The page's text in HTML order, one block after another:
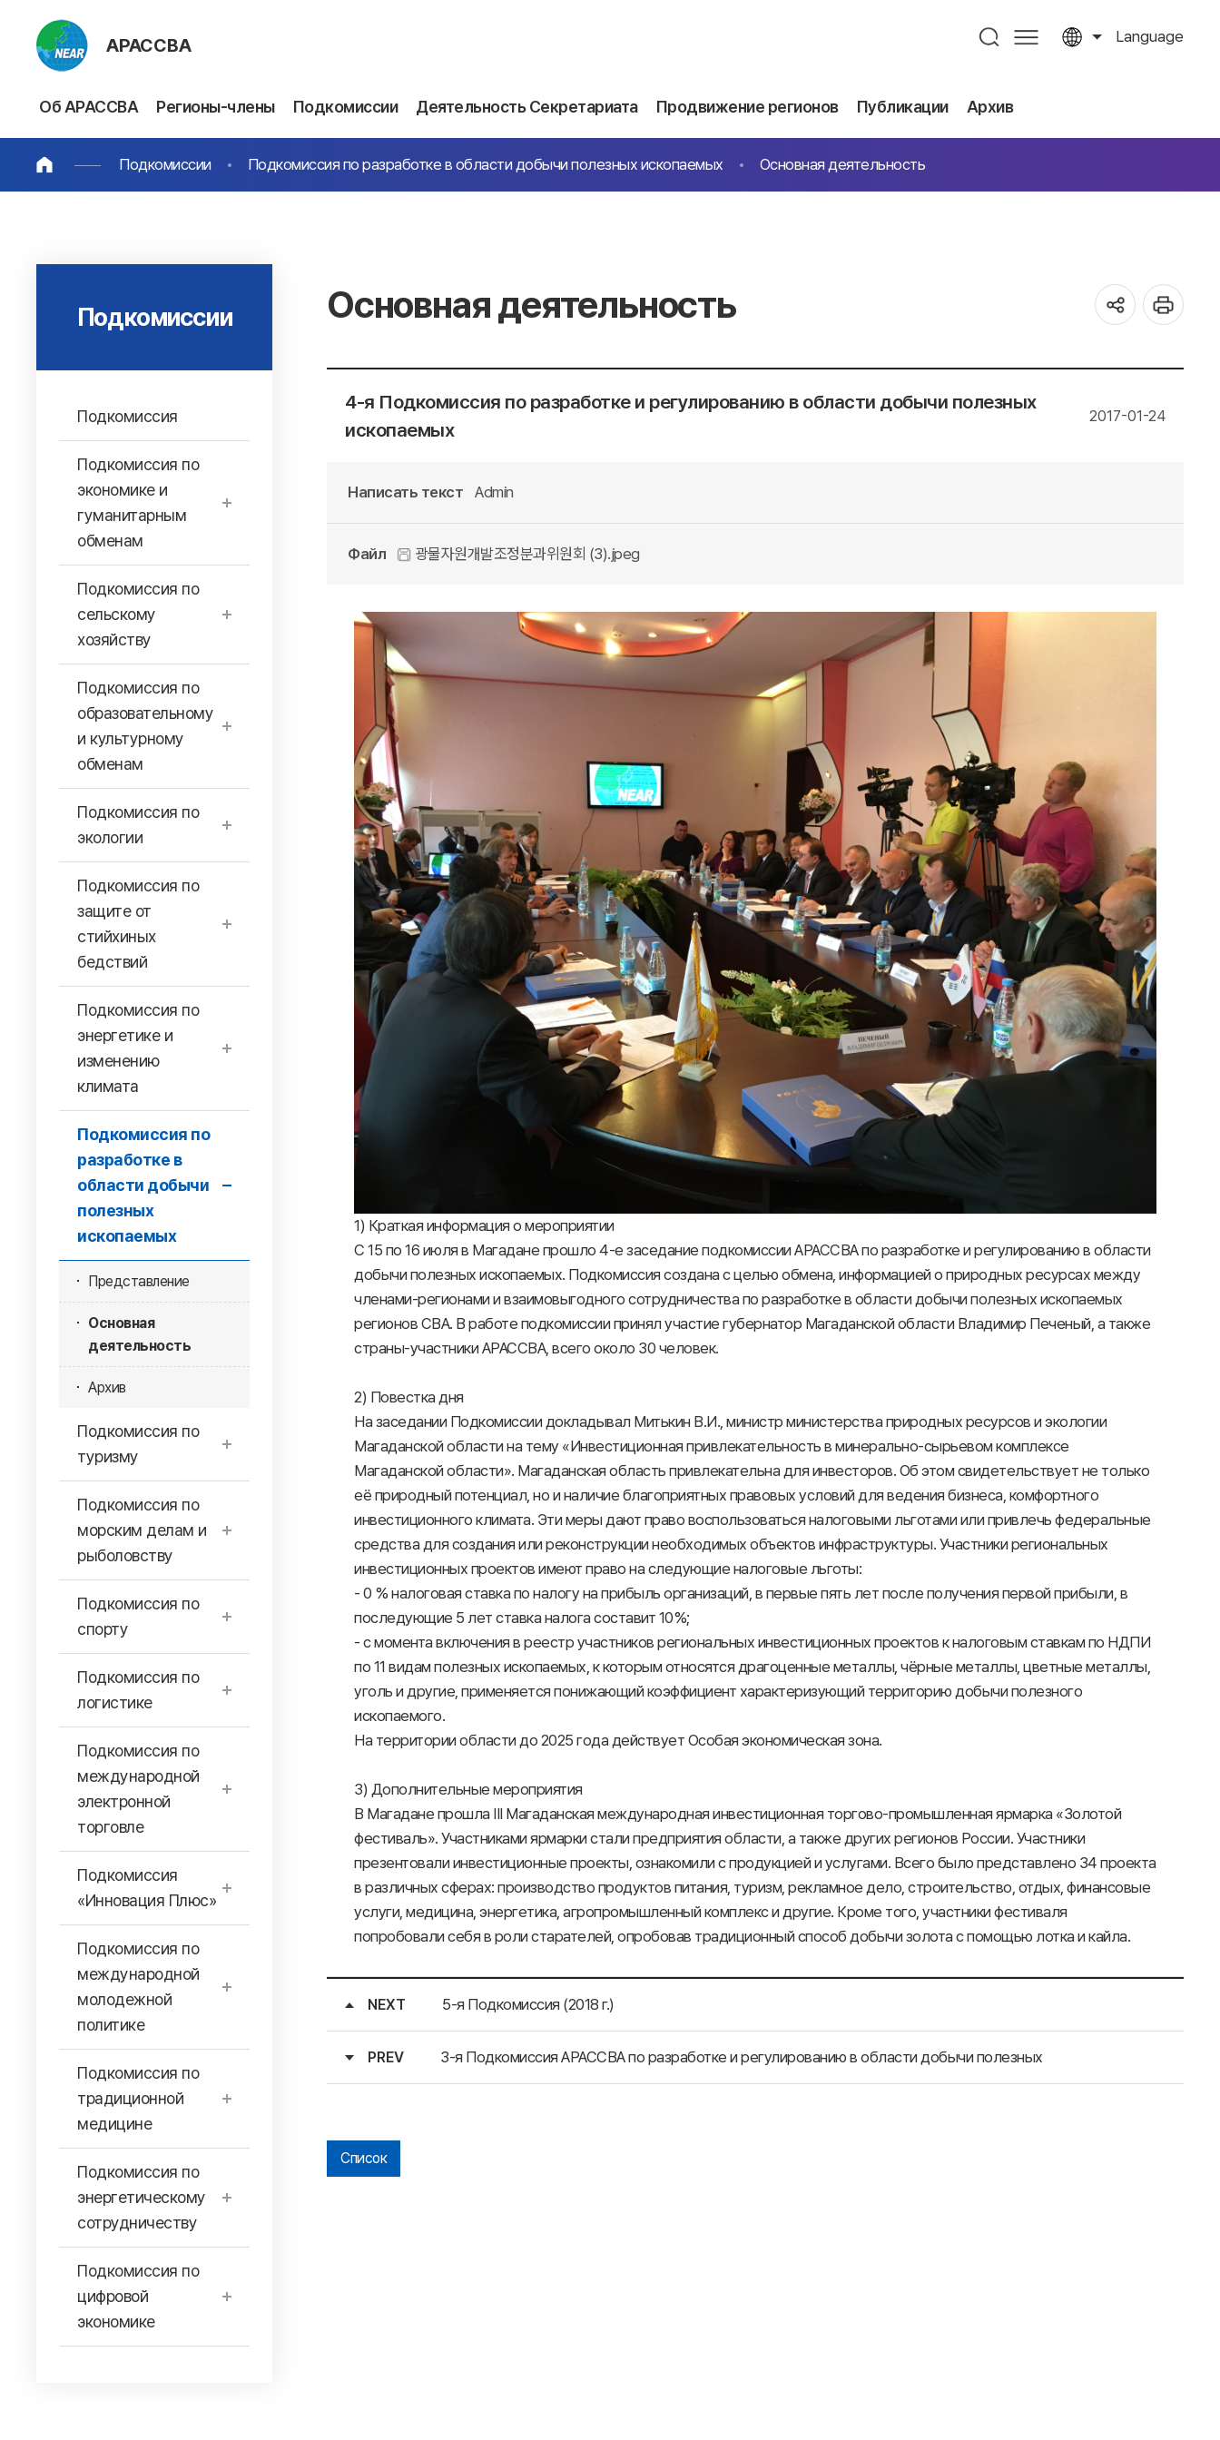
АРАССВА Language
Об АРАССВА Регионы-члены Подкомиссии Деятельность Секретариата Продвижение регионов Публикации Архив
Подкомиссии Подкомиссия по разработке в области добычи полезных ископаемых Основная деятельность
Подкомиссии
Подкомиссия
Подкомиссия по
экономике и
гуманитарным
обменам
Подкомиссия по
сельскому
хозяйству
Подкомиссия по
образовательному
и культурному
обменам
Подкомиссия по
экологии
Подкомиссия по
защите от
стийхиных
бедствий
Подкомиссия по
энергетике и
изменению
климата
Подкомиссия по
разработке в
области добычи
полезных
ископаемых
Представление
Основная
деятельность
Архив
Подкомиссия по
туризму
Подкомиссия по
морским делам и
рыболовству
Подкомиссия по
спорту
Подкомиссия по
логистике
Подкомиссия по
международной
электронной
торговле
Подкомиссия
«Инновация Плюс»
Подкомиссия по
международной
молодежной
политике
Подкомиссия по
традиционной
медицине
Подкомиссия по
энергетическому
сотрудничеству
Подкомиссия по
цифровой
экономике
Основная деятельность
4-я Подкомиссия по разработке и регулированию в области добычи полезных
ископаемых
2017-01-24
Написать текст Admin
Файл 광물자원개발조정분과위원회 (3).jpeg
1) Краткая информация о мероприятии
С 15 по 16 июля в Магадане прошло 4-е заседание подкомиссии АРАССВА по разработке и регулированию в области
добычи полезных ископаемых. Подкомиссия создана с целью обмена, информацией о природных ресурсах между
членами-регионами и взаимовыгодного сотрудничества по разработке в области добычи полезных ископаемых
регионов СВА. В работе подкомиссии принял участие губернатор Магаданской области Владимир Печеный, а также
страны-участники АРАССВА, всего около 30 человек.
2) Повестка дня
На заседании Подкомиссии докладывал Митькин В.И., министр министерства природных ресурсов и экологии
Магаданской области на тему «Инвестиционная привлекательность в минерально-сырьевом комплексе
Магаданской области». Магаданская область привлекательна для инвесторов. Об этом свидетельствует не только
её природный потенциал, но и наличие благоприятных правовых условий для ведения бизнеса, комфортного
инвестиционного климата. Эти меры дают право воспользоваться налоговыми льготами или привлечь федеральные
средства для создания или реконструкции необходимых объектов инфраструктуры. Участники региональных
инвестиционных проектов имеют право на следующие налоговые льготы:
- 0 % налоговая ставка по налогу на прибыль организаций, в первые пять лет после получения первой прибыли, в
последующие 5 лет ставка налога составит 10%;
- с момента включения в реестр участников региональных инвестиционных проектов к налоговым ставкам по НДПИ
по 11 видам полезных ископаемых, к которым относятся драгоценные металлы, чёрные металлы, цветные металлы,
уголь и другие, применяется понижающий коэффициент характеризующий территорию добычи полезного
ископаемого.
На территории области до 2025 года действует Особая экономическая зона.
3) Дополнительные мероприятия
В Магадане прошла III Магаданская международная инвестиционная торгово-промышленная ярмарка «Золотой
фестиваль». Участниками ярмарки стали предприятия области, а также других регионов России. Участники
презентовали инвестиционные проекты, ознакомили с продукцией и услугами. Всего было представлено 34 проекта
в различных сферах: производство продуктов питания, туризм, рекламное дело, строительство, отдых, финансовые
услуги, медицина, энергетика, агропромышленный комплекс и другие. Кроме того, участники фестиваля
попробовали себя в роли старателей, опробовав традиционный способ добычи золота с помощью лотка и кайла.
NEXT 5-я Подкомиссия (2018 г.)
PREV 3-я Подкомиссия АРАССВА по разработке и регулированию в области добычи полезных
Список